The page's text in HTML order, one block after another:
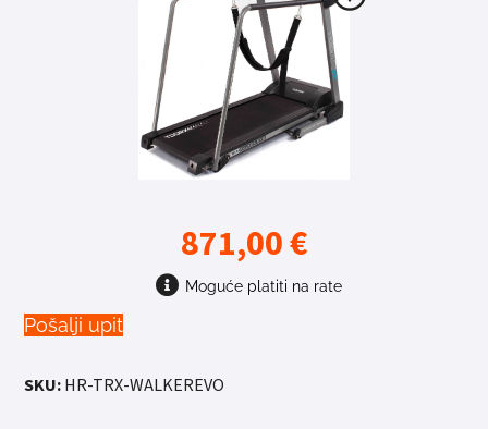
871,00€
Moguće platiti na rate
Pošalji upit
SKU:HR-TRX-WALKEREVO